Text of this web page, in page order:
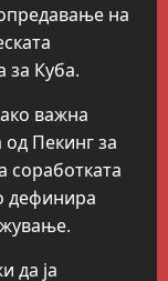
на
за Куба.
важна
Пекинг за
соработката
дефинира
да ја